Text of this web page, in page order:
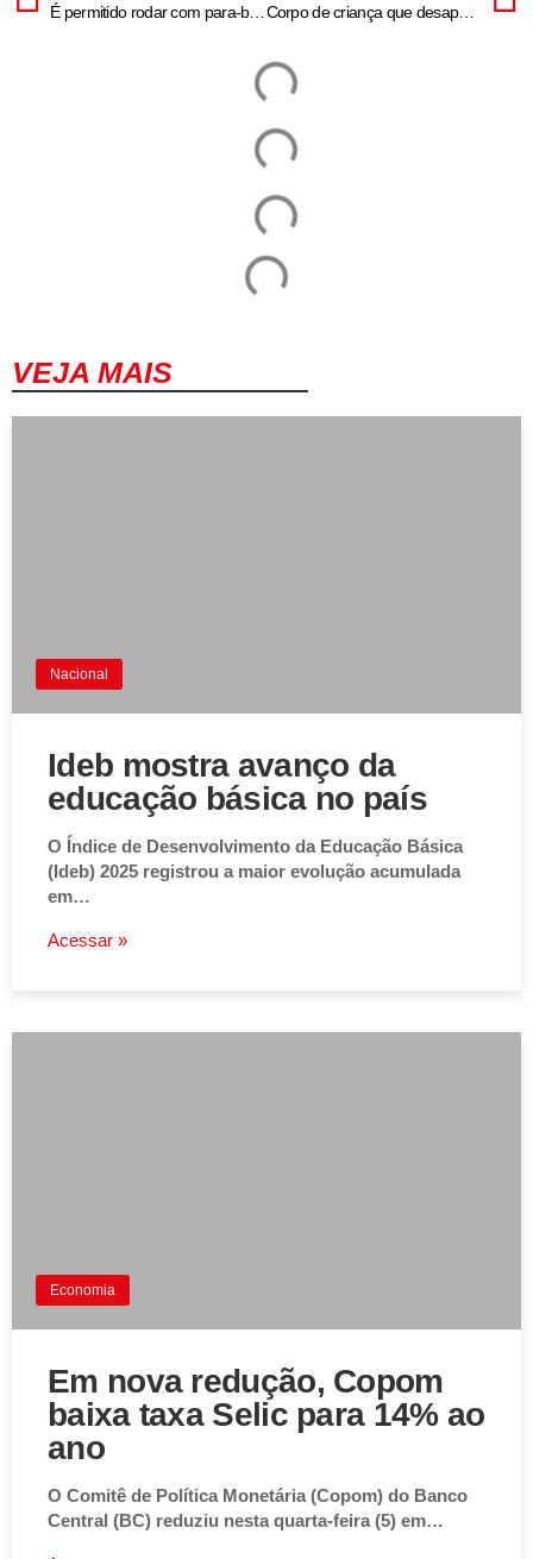
É permitido rodar com para-brisa quebrado ou dá multa? Corpo de criança que desapareceu após passeio de bicicleta é encontrado em lago em Assis (SP)
VEJA MAIS
Nacional
Ideb mostra avanço da
educação básica no país
O Índice de Desenvolvimento da Educação Básica
(Ideb) 2025 registrou a maior evolução acumulada
em…
Acessar »
Economia
Em nova redução, Copom
baixa taxa Selic para 14% ao
ano
O Comitê de Política Monetária (Copom) do Banco
Central (BC) reduziu nesta quarta-feira (5) em…